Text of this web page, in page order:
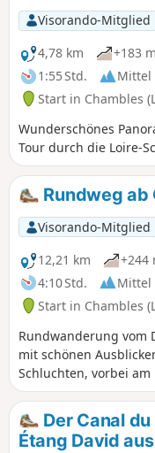
Visorando-Mitglied
4,78 km
+183 m
1:55 Std.
Mittel
Start in Chambles
Wunderschönes
Tour durch die Loire-
Rundweg ab
Visorando-Mitglied
12,21 km
+244
4:10 Std.
Mittel
Start in Chambles
Rundwanderung vom
mit schönen
Schluchten, vorbei
Schloss Essalois, auf
Lyonnais, die Ebene
Forez.Der Canal
Étang David